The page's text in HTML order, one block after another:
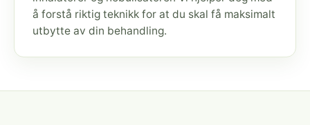
å forstå riktig teknikk for at du skal få maksimalt
utbytte av din behandling.